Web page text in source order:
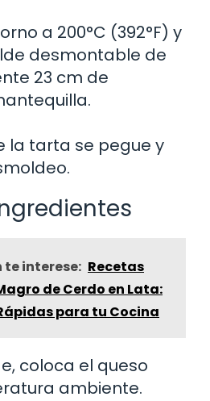
a 200°C (392°F) y
desmontable de
23 cm de
la tarta se pegue y
te interese: Recetas
de Cerdo en Lata:
para tu Cocina
coloca el queso
ambiente.